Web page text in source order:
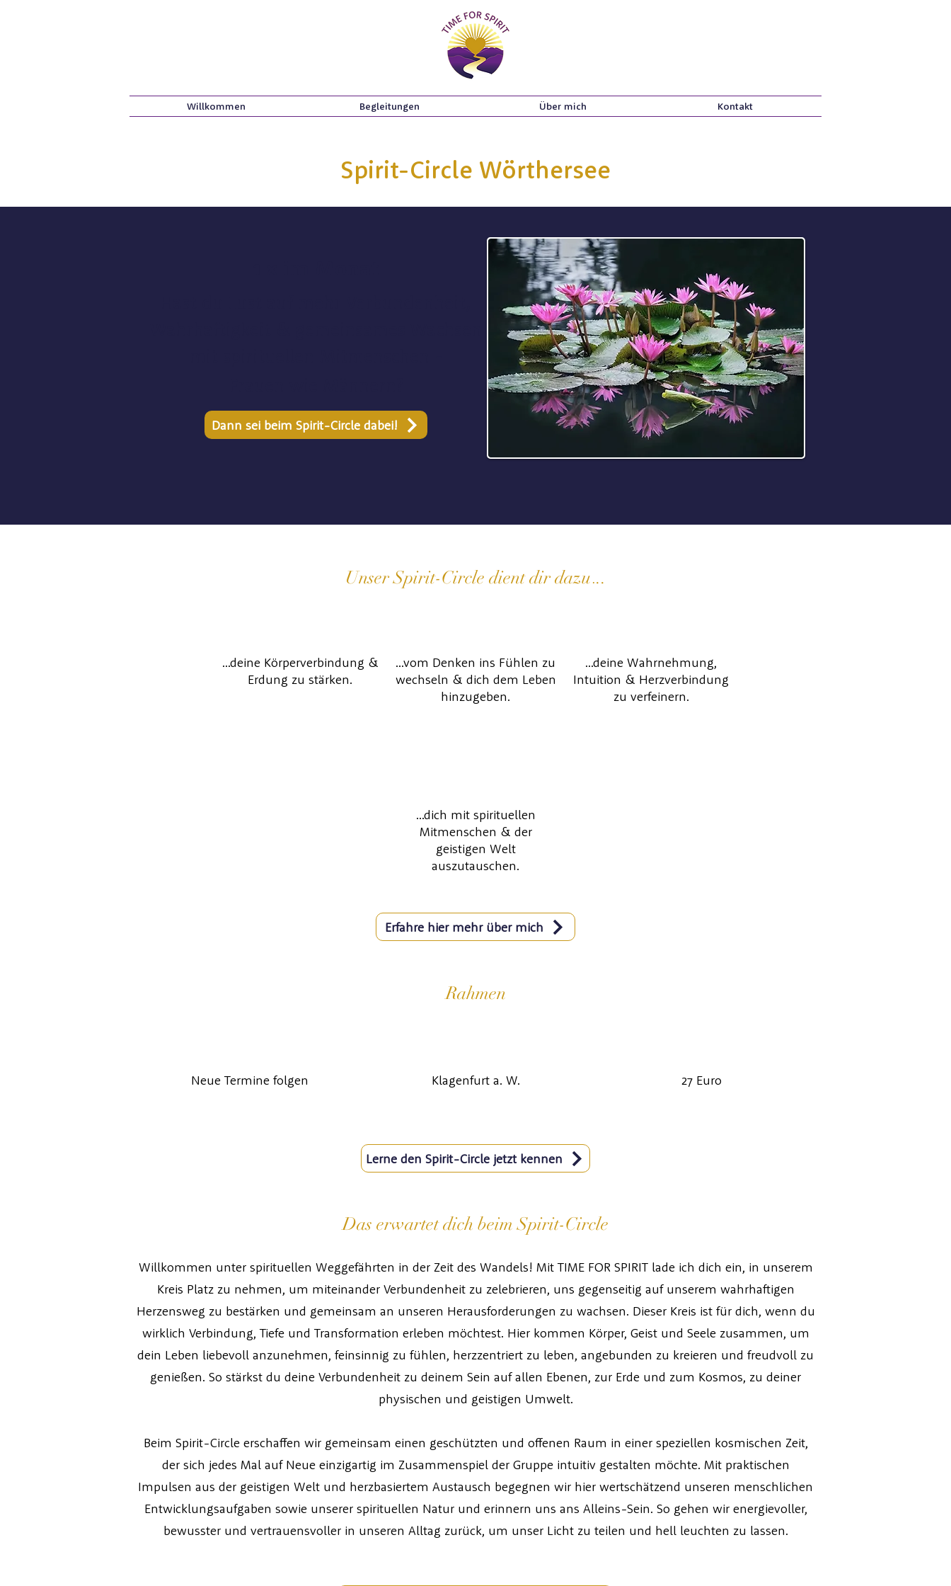
Willkommen Begleitungen Über mich Kontakt
Spirit-Circle Wörthersee
Dann sei beim Spirit-Circle dabei!
Unser Spirit-Circle dient dir dazu...
...deine Körperverbindung &
Erdung zu stärken.
...vom Denken ins Fühlen zu
wechseln & dich dem Leben
hinzugeben.
...deine Wahrnehmung,
Intuition & Herzverbindung
zu verfeinern.
...dich mit spirituellen
Mitmenschen & der
geistigen Welt
auszutauschen.
Erfahre hier mehr über mich
Rahmen
Neue Termine folgen Klagenfurt a. W. 27 Euro
Lerne den Spirit-Circle jetzt kennen
Das erwartet dich beim Spirit-Circle
Willkommen unter spirituellen Weggefährten in der Zeit des Wandels! Mit TIME FOR SPIRIT lade ich dich ein, in unserem
Kreis Platz zu nehmen, um miteinander Verbundenheit zu zelebrieren, uns gegenseitig auf unserem wahrhaftigen
Herzensweg zu bestärken und gemeinsam an unseren Herausforderungen zu wachsen. Dieser Kreis ist für dich, wenn du
wirklich Verbindung, Tiefe und Transformation erleben möchtest. Hier kommen Körper, Geist und Seele zusammen, um
dein Leben liebevoll anzunehmen, feinsinnig zu fühlen, herzzentriert zu leben, angebunden zu kreieren und freudvoll zu
genießen. So stärkst du deine Verbundenheit zu deinem Sein auf allen Ebenen, zur Erde und zum Kosmos, zu deiner
physischen und geistigen Umwelt.
Beim Spirit-Circle erschaffen wir gemeinsam einen geschützten und offenen Raum in einer speziellen kosmischen Zeit,
der sich jedes Mal auf Neue einzigartig im Zusammenspiel der Gruppe intuitiv gestalten möchte. Mit praktischen
Impulsen aus der geistigen Welt und herzbasiertem Austausch begegnen wir hier wertschätzend unseren menschlichen
Entwicklungsaufgaben sowie unserer spirituellen Natur und erinnern uns ans Alleins-Sein. So gehen wir energievoller,
bewusster und vertrauensvoller in unseren Alltag zurück, um unser Licht zu teilen und hell leuchten zu lassen.